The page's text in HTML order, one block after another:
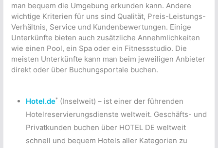
man bequem die Umgebung erkunden kann. Andere
wichtige Kriterien für uns sind Qualität, Preis-Leistungs-
Verhältnis, Service und Kundenbewertungen. Einige
Unterkünfte bieten auch zusätzliche Annehmlichkeiten
wie einen Pool, ein Spa oder ein Fitnessstudio. Die
meisten Unterkünfte kann man beim jeweiligen Anbieter
direkt oder über Buchungsportale buchen.
Hotel.de*(Inselweit) – ist einer der führenden
Hotelreservierungsdienste weltweit. Geschäfts- und
Privatkunden buchen über HOTEL DE weltweit
schnell und bequem Hotels aller Kategorien zu